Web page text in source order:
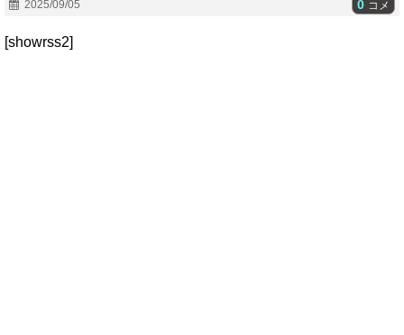
2025/09/05 0 コメ
[showrss2]